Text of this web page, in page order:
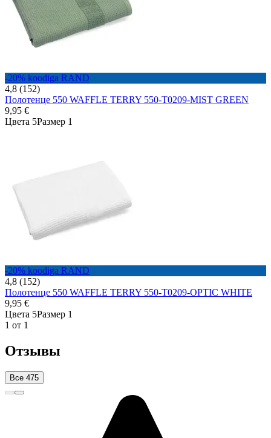
-20% koodiga RAND
4,8 (152)
Полотенце 550 WAFFLE TERRY 550-T0209-MIST GREEN
9,95 €
Цвета 5Размер 1
-20% koodiga RAND
4,8 (152)
Полотенце 550 WAFFLE TERRY 550-T0209-OPTIC WHITE
9,95 €
Цвета 5Размер 1
1 от 1
Отзывы
Все 475